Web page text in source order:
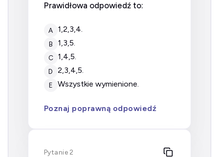
Prawidłowa odpowiedź to:
A 1,2,3,4.
B 1,3,5.
C 1,4,5.
D 2,3,4,5.
E wszystkie wymienione.
Poznaj poprawną odpowiedź
Pytanie 2